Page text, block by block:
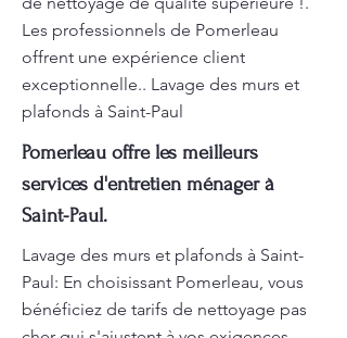
Les professionnels de Pomerleau
offrent une expérience client
exceptionnelle.. Lavage des murs et
plafonds à Saint-Paul
Pomerleau offre les meilleurs
services d'entretien ménager à
Saint-Paul.
Lavage des murs et plafonds à Saint-
Paul: En choisissant Pomerleau, vous
bénéficiez de tarifs de nettoyage pas